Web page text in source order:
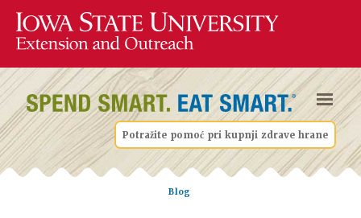
Potražite pomoć pri kupnji zdrave hrane
Blog